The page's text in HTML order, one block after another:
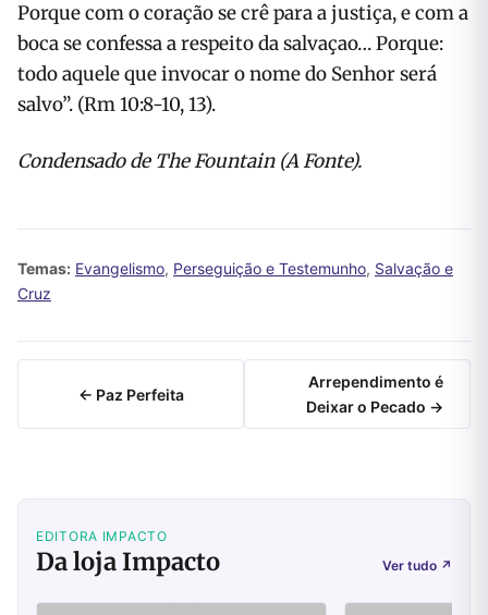
Porque com o coração se crê para a justiça, e com a
boca se confessa a respeito da salvaçao… Porque:
todo aquele que invocar o nome do Senhor será
salvo”. (Rm 10:8-10, 13).
Condensado de The Fountain (A Fonte).
Temas: Evangelismo, Perseguição e Testemunho, Salvação e
Cruz
← Paz Perfeita
Arrependimento é
Deixar o Pecado →
EDITORA IMPACTO
Da loja Impacto Ver tudo ↗